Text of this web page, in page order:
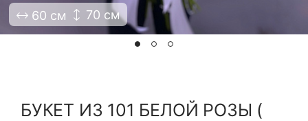
60 см 70 см
БУКЕТ ИЗ 101 БЕЛОЙ РОЗЫ (